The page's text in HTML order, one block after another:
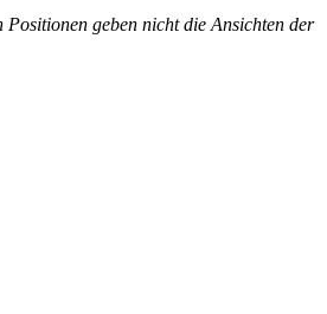
geben nicht die Ansichten der